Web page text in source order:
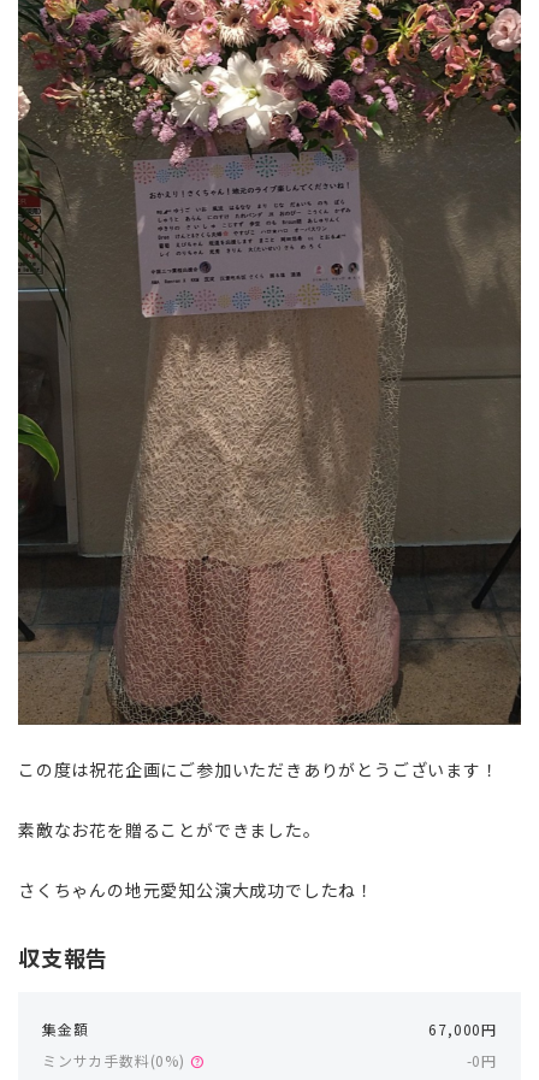
この度は祝花企画にご参加いただきありがとうございます！
素敵なお花を贈ることができました。
さくちゃんの地元愛知公演大成功でしたね！
収支報告
集金額
67,000円
ミンサカ手数料(0%) help
-0円